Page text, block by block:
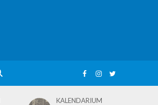
KALENDARIUM